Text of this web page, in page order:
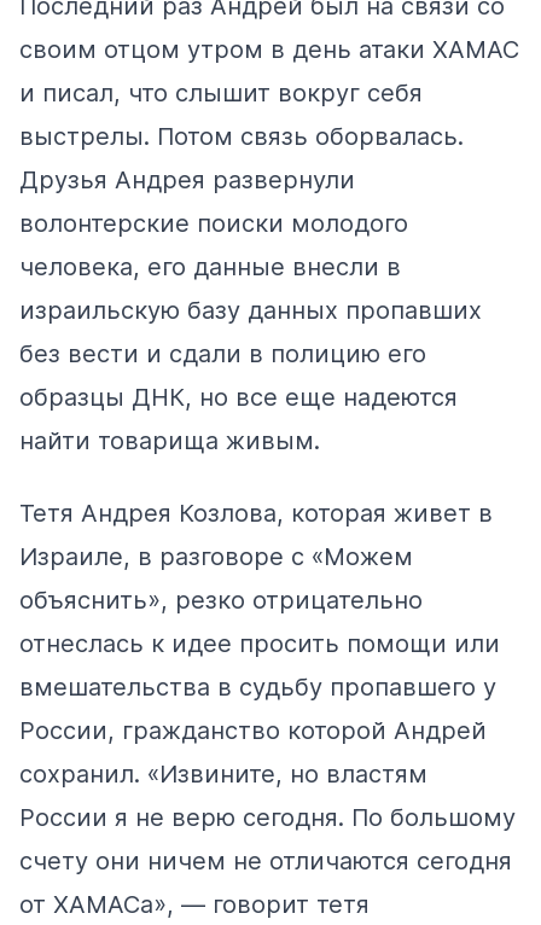
своим отцом утром в день атаки ХАМАС
и писал, что слышит вокруг себя
выстрелы. Потом связь оборвалась.
Друзья Андрея развернули
волонтерские поиски молодого
человека, его данные внесли в
израильскую базу данных пропавших
без вести и сдали в полицию его
образцы ДНК, но все еще надеются
найти товарища живым.
Тетя Андрея Козлова, которая живет в
Израиле, в разговоре с «Можем
объяснить», резко отрицательно
отнеслась к идее просить помощи или
вмешательства в судьбу пропавшего у
России, гражданство которой Андрей
сохранил. «Извините, но властям
России я не верю сегодня. По большому
счету они ничем не отличаются сегодня
от ХАМАСа», — говорит тетя